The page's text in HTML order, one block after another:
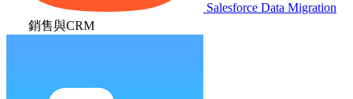
Salesforce Data Migration
銷售與CRM